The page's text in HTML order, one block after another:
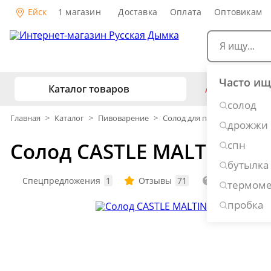
Ейск 1 магазин Доставка Оплата Оптовикам
Часто
солод
дрожжи
спн
бутылка
пробка
Каталог товаров
Копчение и колбасы
Консервирование
Дубовые бочки и кадки
АКЦИИ
Рецепты
Самогон и
Виски
Вино
Главная > Каталог > Пивоварение > Солод для пива
Солод CASTLE MALTING
Спецпредложения 1 Отзывы 71 Вопросы 1